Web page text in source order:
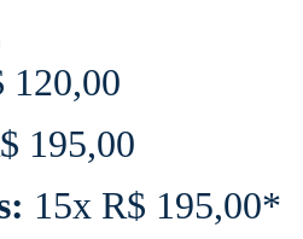
120,00
195,00
15x R$ 195,00*